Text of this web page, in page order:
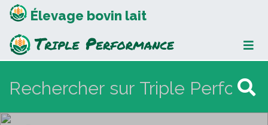
Élevage bovin lait